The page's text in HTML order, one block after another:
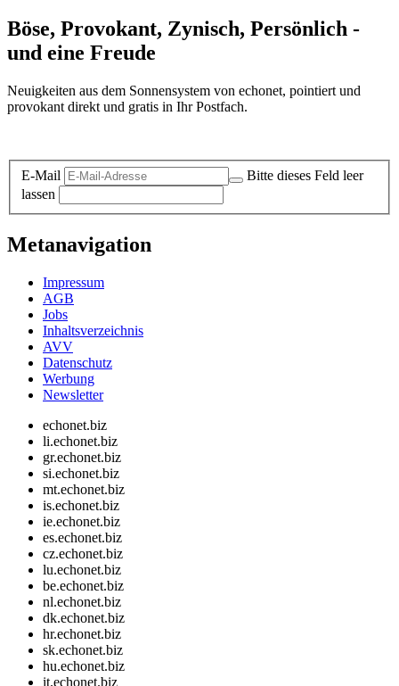
Böse, Provokant, Zynisch, Persönlich -
und eine Freude
Neuigkeiten aus dem Sonnensystem von echonet, pointiert und
provokant direkt und gratis in Ihr Postfach.
E-Mail
Bitte dieses Feld leer
lassen
Metanavigation
Impressum
AGB
Jobs
Inhaltsverzeichnis
AVV
Datenschutz
Werbung
Newsletter
echonet.biz
li.echonet.biz
gr.echonet.biz
si.echonet.biz
mt.echonet.biz
is.echonet.biz
ie.echonet.biz
es.echonet.biz
cz.echonet.biz
lu.echonet.biz
be.echonet.biz
nl.echonet.biz
dk.echonet.biz
hr.echonet.biz
sk.echonet.biz
hu.echonet.biz
it.echonet.biz